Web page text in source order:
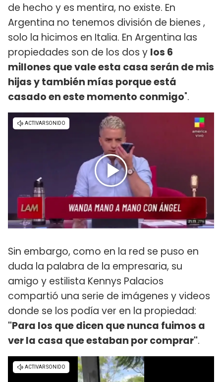
de hecho y es mentira, no existe. En
Argentina no tenemos división de bienes ,
solo la hicimos en Italia. En Argentina las
propiedades son de los dos y los 6
millones que vale esta casa serán de mis
hijas y también mías porque está
casado en este momento conmigo".
Sin embargo, como en la red se puso en
duda la palabra de la empresaria, su
amigo y estilista Kennys Palacios
compartió una serie de imágenes y videos
donde se los podía ver en la propiedad:
"Para los que dicen que nunca fuimos a
ver la casa que estaban por comprar".